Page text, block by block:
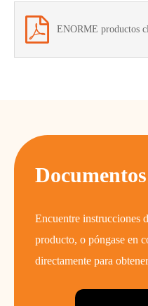
ENORME productos
Encuentre instrucciones
producto, o póngase en
directamente para